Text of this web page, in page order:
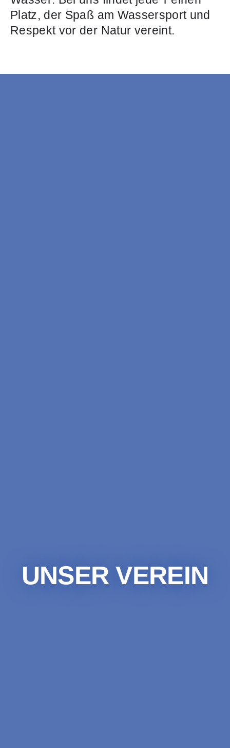
Platz, der Spaß am Wassersport und
Respekt vor der Natur vereint.
UNSER VEREIN